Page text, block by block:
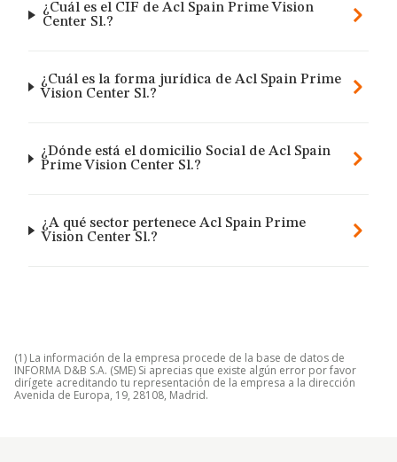
¿Cuál es el CIF de Acl Spain Prime Vision
Center Sl.?
¿Cuál es la forma jurídica de Acl Spain Prime
Vision Center Sl.?
¿Dónde está el domicilio Social de Acl Spain
Prime Vision Center Sl.?
¿A qué sector pertenece Acl Spain Prime
Vision Center Sl.?
(1) La información de la empresa procede de la base de datos de
INFORMA D&B S.A. (SME) Si aprecias que existe algún error por favor
dirígete acreditando tu representación de la empresa a la dirección
Avenida de Europa, 19, 28108, Madrid.